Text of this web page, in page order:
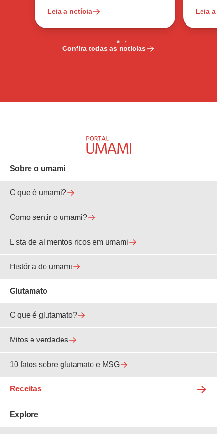
Leia a notícia Leia
Confira todas as notícias
Sobre o umami
O que é umami?
Como sentir o umami?
Lista de alimentos ricos em umami
História do umami
Glutamato
O que é glutamato?
Mitos e verdades
10 fatos sobre glutamato e MSG
Receitas
Explore